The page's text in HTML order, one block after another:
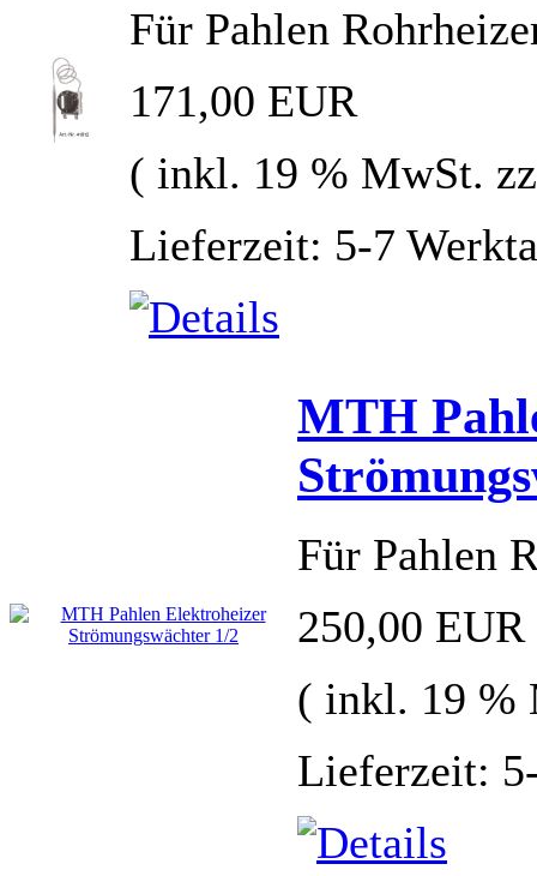
Für Pahlen
171,00 EUR
( inkl. 19 % MwSt.
Lieferzeit: 5-7
MTH
Für Pahlen
250,00 EUR
( inkl. 19 %
Lieferzeit: